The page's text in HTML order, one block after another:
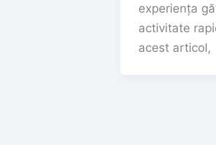
experiența
activitate
acest articol,